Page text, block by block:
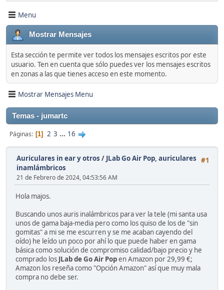
Menu
Mostrar Mensajes
Esta sección te permite ver todos los mensajes escritos por este
usuario. Ten en cuenta que sólo puedes ver los mensajes escritos
en zonas a las que tienes acceso en este momento.
Mostrar Mensajes Menu
Temas - jumartc
Páginas 1 2 3 ... 16
#1
Auriculares in ear y otros / JLab Go Air Pop, auriculares
inamlámbricos
21 de Febrero de 2024, 04:53:56 AM
Hola majos.
Buscando unos auris inalámbricos para ver la tele (mi santa usa
unos de gama baja-media pero como los quiso de los de "sin
gomitas" a mi se me escurren y se me acaban cayendo del
oído) he leído un poco por ahí lo que puede haber en gama
básica como solución de compromiso calidad/bajo precio y he
comprado los JLab de Go Air Popen Amazon por 29,99 €;
Amazon los reseña como "Opción Amazon" así que muy mala
compra no debe ser.